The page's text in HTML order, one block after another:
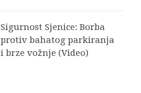
Sigurnost Sjenice: Borba
protiv bahatog parkiranja
i brze vožnje (Video)